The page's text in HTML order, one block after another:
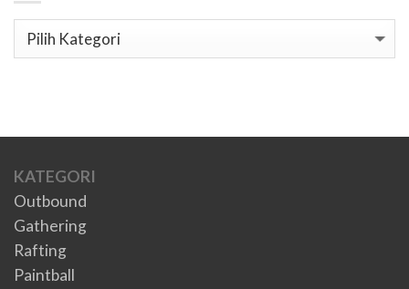
Kategori
KATEGORI
Outbound
Gathering
Rafting
Paintball